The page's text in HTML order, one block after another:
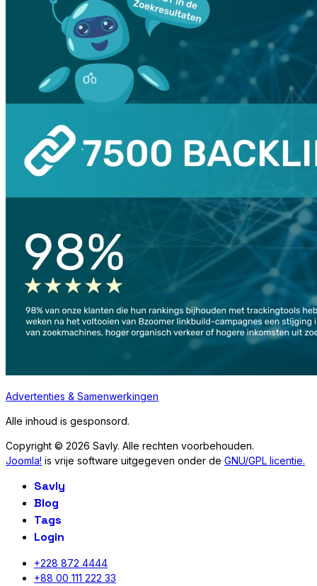
Advertenties & Samenwerkingen
Alle inhoud is gesponsord.
Copyright © 2026 Savly. Alle rechten voorbehouden.
Joomla! is vrije software uitgegeven onder de GNU/GPL licentie.
Savly
Blog
Tags
Login
+228 872 4444
+88 00 111 222 33